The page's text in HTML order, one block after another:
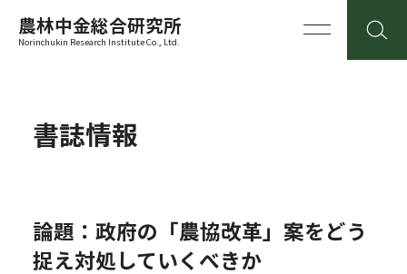
農林中金総合研究所
Norinchukin Research Institute Co., Ltd.
書誌情報
論題：政府の「農協改革」案をどう
捉え対処していくべきか